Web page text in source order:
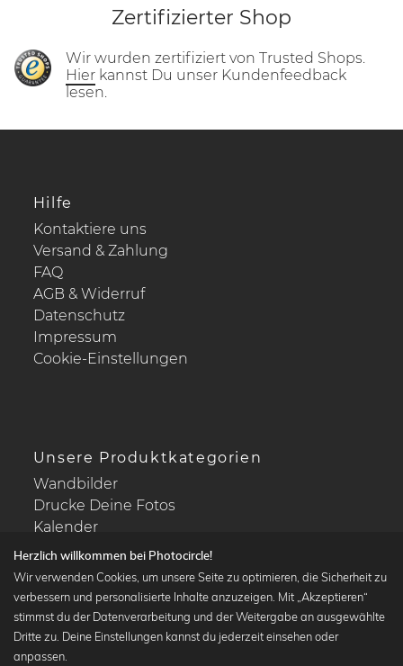
Zertifizierter Shop
Wir wurden zertifiziert von Trusted Shops.
Hier kannst Du unser Kundenfeedback
lesen.
Hilfe
Kontaktiere uns
Versand & Zahlung
FAQ
AGB & Widerruf
Datenschutz
Impressum
Cookie-Einstellungen
Unsere Produktkategorien
Wandbilder
Drucke Deine Fotos
Kalender
Beliebte Kollektionen
Wandbilder in schwarz-weiß
Herzlich willkommen bei Photocircle!
Wir verwenden Cookies, um unsere Seite zu optimieren, die Sicherheit zu
verbessern und personalisierte Inhalte anzuzeigen. Mit „Akzeptieren“
stimmst du der Datenverarbeitung und der Weitergabe an ausgewählte
Dritte zu. Deine Einstellungen kannst du jederzeit einsehen oder
anpassen.